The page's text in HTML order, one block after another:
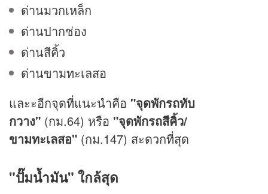
ด่านมวกเหล็ก
ด่านปากช่อง
ด่านสีคิ้ว
ด่านขามทะเลสอ
และะอีกจุดที่แนะนำคือ "จุดพักรถทับ
กวาง" (กม.64) หรือ "จุดพักรถสีคิ้ว/
ขามทะเลสอ" (กม.147) สะดวกที่สุด
"ปั๊มน้ำมัน" ใกล้สุด